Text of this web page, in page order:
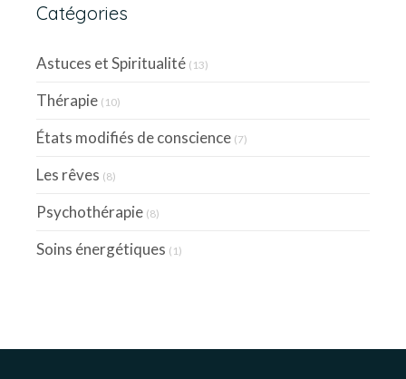
Catégories
Astuces et Spiritualité (13)
Thérapie (10)
États modifiés de conscience (7)
Les rêves (8)
Psychothérapie (8)
Soins énergétiques (1)